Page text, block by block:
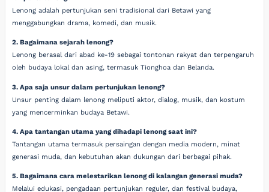
Lenong adalah pertunjukan seni tradisional dari Betawi yang
menggabungkan drama, komedi, dan musik.
2. Bagaimana sejarah lenong?
Lenong berasal dari abad ke-19 sebagai tontonan rakyat dan terpengaruh
oleh budaya lokal dan asing, termasuk Tionghoa dan Belanda.
3. Apa saja unsur dalam pertunjukan lenong?
Unsur penting dalam lenong meliputi aktor, dialog, musik, dan kostum
yang mencerminkan budaya Betawi.
4. Apa tantangan utama yang dihadapi lenong saat ini?
Tantangan utama termasuk persaingan dengan media modern, minat
generasi muda, dan kebutuhan akan dukungan dari berbagai pihak.
5. Bagaimana cara melestarikan lenong di kalangan generasi muda?
Melalui edukasi, pengadaan pertunjukan reguler, dan festival budaya,